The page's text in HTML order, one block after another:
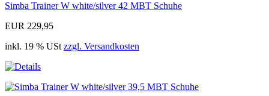
Simba Trainer W white/silver 42 MBT Schuhe
EUR 229,95
inkl. 19 % USt zzgl. Versandkosten